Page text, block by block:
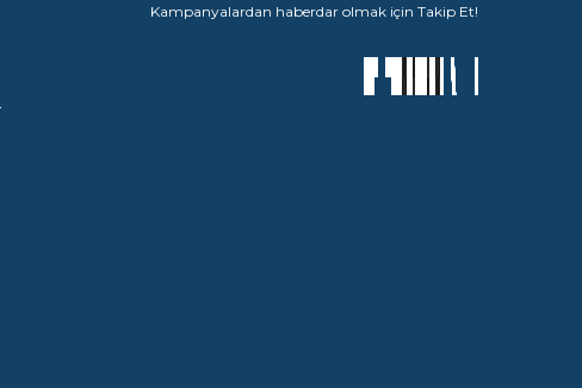
Kampanyalardan haberdar olmak için Takip Et!